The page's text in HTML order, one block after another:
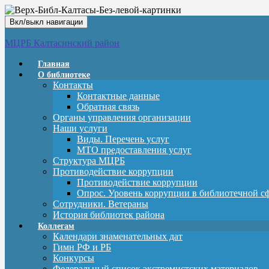
Вкл/выкл навигации
МЦРБ Калтасинский район
Главная
О библиотеке
Контакты
Контактные данные
Обратная связь
Органы управления организации
Наши услуги
Виды. Перечень услуг
МТО предоставления услуг
Структура МЦРБ
Противодействие коррупции
Противодействие коррупции
Опрос. Уровень коррупции в библиотечной
Сотрудники. Ветераны
История библиотек района
Коллегам
Календари знаменательных дат
Гимн РФ и РБ
Конкурсы